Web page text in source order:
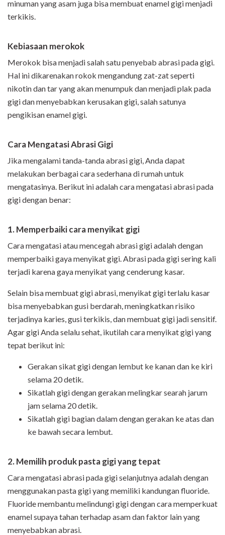
minuman yang asam juga bisa membuat enamel gigi menjadi
terkikis.
Kebiasaan merokok
Merokok bisa menjadi salah satu penyebab abrasi pada gigi.
Hal ini dikarenakan rokok mengandung zat-zat seperti
nikotin dan tar yang akan menumpuk dan menjadi plak pada
gigi dan menyebabkan kerusakan gigi, salah satunya
pengikisan enamel gigi.
Cara Mengatasi Abrasi Gigi
Jika mengalami tanda-tanda abrasi gigi, Anda dapat
melakukan berbagai cara sederhana di rumah untuk
mengatasinya. Berikut ini adalah cara mengatasi abrasi pada
gigi dengan benar:
1. Memperbaiki cara menyikat gigi
Cara mengatasi atau mencegah abrasi gigi adalah dengan
memperbaiki gaya menyikat gigi. Abrasi pada gigi sering kali
terjadi karena gaya menyikat yang cenderung kasar.
Selain bisa membuat gigi abrasi, menyikat gigi terlalu kasar
bisa menyebabkan gusi berdarah, meningkatkan risiko
terjadinya karies, gusi terkikis, dan membuat gigi jadi sensitif.
Agar gigi Anda selalu sehat, ikutilah cara menyikat gigi yang
tepat berikut ini:
Gerakan sikat gigi dengan lembut ke kanan dan ke kiri
selama 20 detik.
Sikatlah gigi dengan gerakan melingkar searah jarum
jam selama 20 detik.
Sikatlah gigi bagian dalam dengan gerakan ke atas dan
ke bawah secara lembut.
2. Memilih produk pasta gigi yang tepat
Cara mengatasi abrasi pada gigi selanjutnya adalah dengan
menggunakan pasta gigi yang memiliki kandungan fluoride.
Fluoride membantu melindungi gigi dengan cara memperkuat
enamel supaya tahan terhadap asam dan faktor lain yang
menyebabkan abrasi.